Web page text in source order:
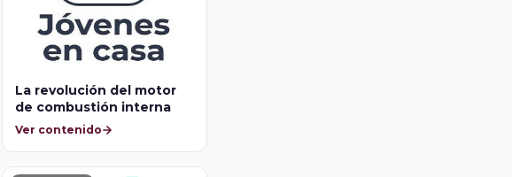
La revolución del motor
de combustión interna
Ver contenido